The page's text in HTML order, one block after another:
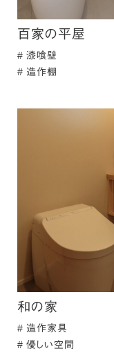
百家の平屋
漆喰壁
造作棚
和の家
造作家具
優しい空間